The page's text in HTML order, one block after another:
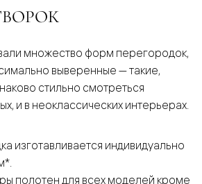
множество форм перегородок,
выверенные — такие,
стильно смотреться
и в неоклассических интерьерах.
изготавливается индивидуально
полотен для всех моделей кроме